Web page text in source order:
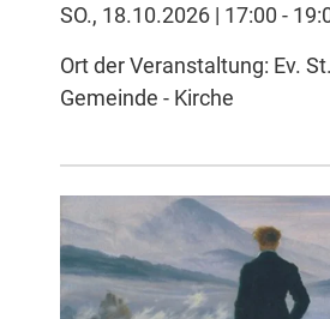
SO., 18.10.2026 | 17:00 -
Ort der Veranstaltung: Ev.
Gemeinde - Kirche